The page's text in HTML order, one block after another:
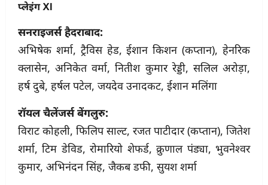
प्लेइंग XI
सनराइजर्स हैदराबाद:
अभिषेक शर्मा, ट्रैविस हेड, ईशान किशन (कप्तान), हेनरिक
क्लासेन, अनिकेत वर्मा, नितीश कुमार रेड्डी, सलिल अरोड़ा,
हर्ष दुबे, हर्षल पटेल, जयदेव उनादकट, ईशान मलिंगा
रॉयल चैलेंजर्स बेंगलुरु:
विराट कोहली, फिलिप साल्ट, रजत पाटीदार (कप्तान), जितेश
शर्मा, टिम डेविड, रोमारियो शेफर्ड, क्रुणाल पंड्या, भुवनेश्वर
कुमार, अभिनंदन सिंह, जैकब डफी, सुयश शर्मा